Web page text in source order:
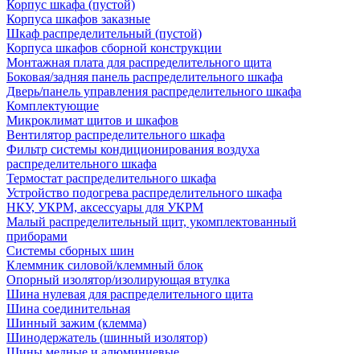
Корпус шкафа (пустой)
Корпуса шкафов заказные
Шкаф распределительный (пустой)
Корпуса шкафов сборной конструкции
Монтажная плата для распределительного щита
Боковая/задняя панель распределительного шкафа
Дверь/панель управления распределительного шкафа
Комплектующие
Микроклимат щитов и шкафов
Вентилятор распределительного шкафа
Фильтр системы кондиционирования воздуха
распределительного шкафа
Термостат распределительного шкафа
Устройство подогрева распределительного шкафа
НКУ, УКРМ, аксессуары для УКРМ
Малый распределительный щит, укомплектованный
приборами
Системы сборных шин
Клеммник силовой/клеммный блок
Опорный изолятор/изолирующая втулка
Шина нулевая для распределительного щита
Шина соединительная
Шинный зажим (клемма)
Шинодержатель (шинный изолятор)